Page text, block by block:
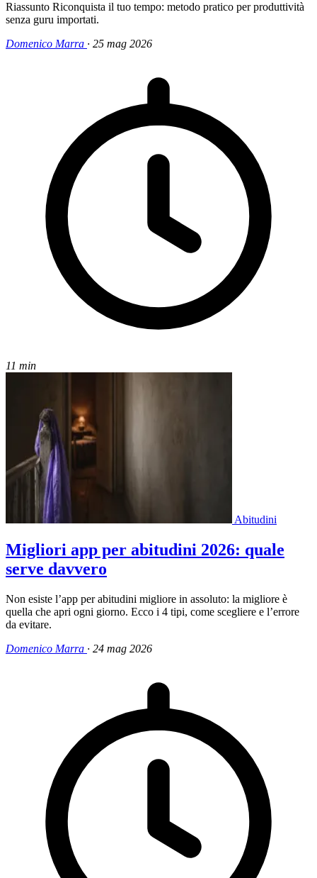
Riassunto Riconquista il tuo tempo: metodo pratico per produttività
senza guru importati.
Domenico Marra · 25 mag 2026
11 min
Abitudini
Migliori app per abitudini 2026: quale
serve davvero
Non esiste l’app per abitudini migliore in assoluto: la migliore è
quella che apri ogni giorno. Ecco i 4 tipi, come scegliere e l’errore
da evitare.
Domenico Marra · 24 mag 2026